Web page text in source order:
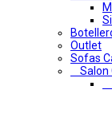
Outlet
Sofas
Salon